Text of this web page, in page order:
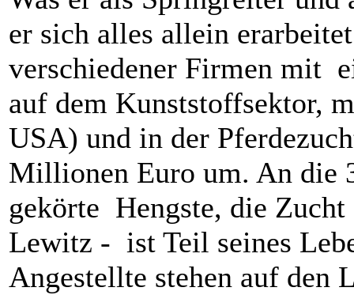
er sich alles allein
verschiedener Firmen mit
auf dem Kunststoffsektor,
USA) und in der
Millionen Euro um. An die
gekörte Hengste, die
Lewitz - ist Teil seines
Angestellte stehen auf den